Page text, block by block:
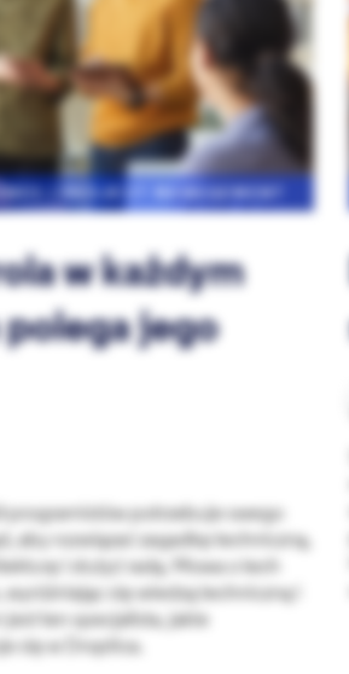
w każdym
jego
programistów potrzebuje swego
aby rozwiązać zagadkę techniczną,
i służyć radą. Mowa o tech
się wiedzą techniczną i
ten specjalista, jakie
się w Droptica.